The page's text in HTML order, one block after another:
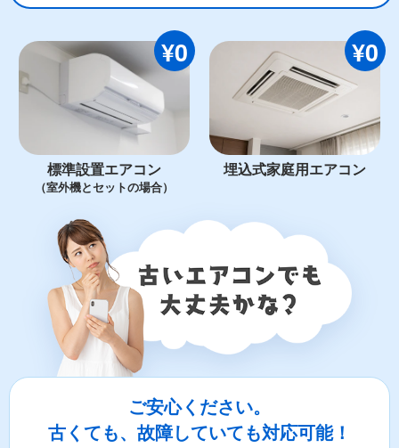
¥0
標準設置エアコン
（室外機とセットの場合）
¥0
埋込式家庭用エアコン
ご安心ください。
古くても、故障していても対応可能！